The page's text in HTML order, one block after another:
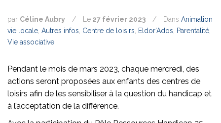
par Céline Aubry / Le 27 février 2023 / Dans Animation
vie locale Autres infos Centre de loisirs Eldor'Ados Parentalité
Vie associative
Pendant le mois de mars 2023, chaque mercredi, des
actions seront proposées aux enfants des centres de
loisirs afin de les sensibiliser à la question du handicap et
à l’acceptation de la différence.